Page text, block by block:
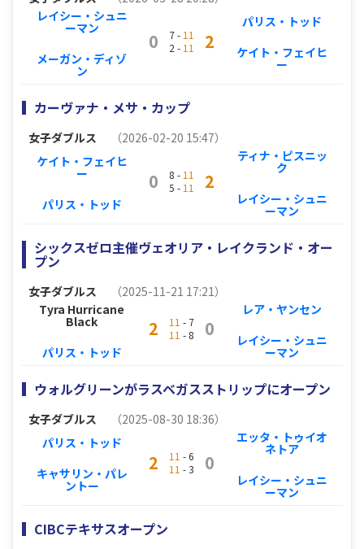
レイシー・シュニ
ーマン
メーガン・ディゾ
ン
0 7 - 11
2 - 11 2
パリス・トッド
ケイト・フェイヒ
ー
カーヴァナ・メサ・カップ
女子ダブルス
（2026-02-20 15:47）
ケイト・フェイヒ
ー
パリス・トッド
0 8 - 11
5 - 11 2
ティナ・ピスニッ
ク
レイシー・シュニ
ーマン
シックスゼロ主催ヴェオリア・レイクランド・オー
プン
女子ダブルス
（2025-11-21 17:21）
Tyra Hurricane
Black
パリス・トッド
2 11 - 7
11 - 8 0
レア・ヤンセン
レイシー・シュニ
ーマン
ウォルグリーンがラスベガスストリップにオープン
女子ダブルス
（2025-08-30 18:36）
パリス・トッド
キャサリン・パレ
ントー
2 11 - 6
11 - 3 0
エッタ・トゥイオ
ネトア
レイシー・シュニ
ーマン
CIBCテキサスオープン